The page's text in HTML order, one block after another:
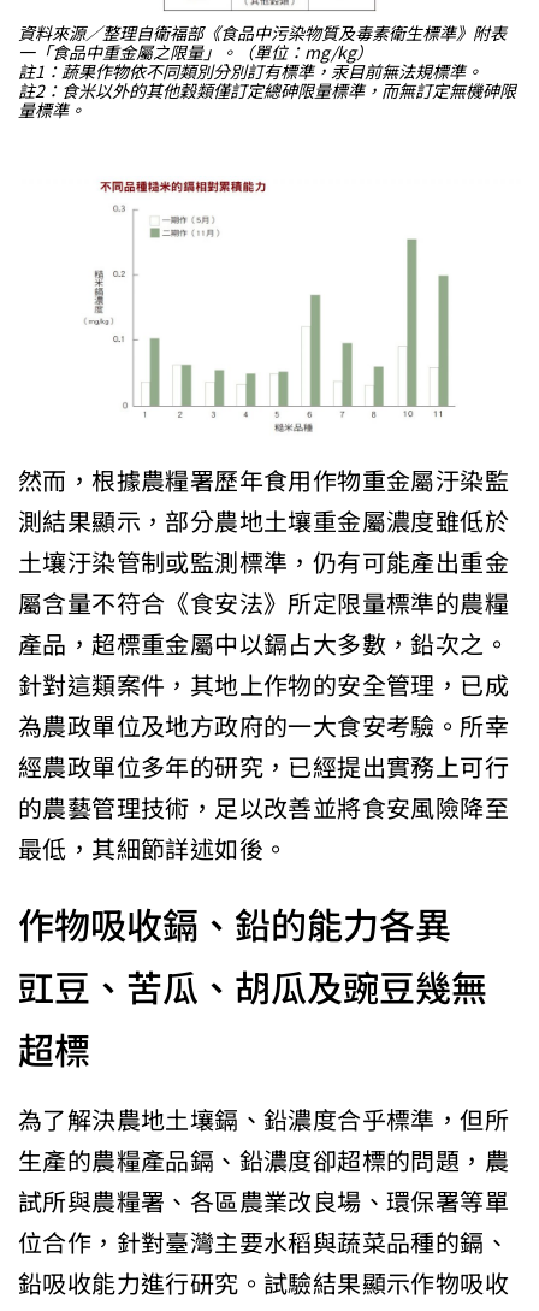
資料來源／整理自衛福部《食品中污染物質及毒素衛生標準》附表
一「食品中重金屬之限量」。（單位：mg/kg）
註1：蔬果作物依不同類別分別訂有標準，汞目前無法規標準。
註2：食米以外的其他穀類僅訂定總砷限量標準，而無訂定無機砷限
量標準。
然而，根據農糧署歷年食用作物重金屬汙染監
測結果顯示，部分農地土壤重金屬濃度雖低於
土壤汙染管制或監測標準，仍有可能產出重金
屬含量不符合《食安法》所定限量標準的農糧
產品，超標重金屬中以鎘占大多數，鉛次之。
針對這類案件，其地上作物的安全管理，已成
為農政單位及地方政府的一大食安考驗。所幸
經農政單位多年的研究，已經提出實務上可行
的農藝管理技術，足以改善並將食安風險降至
最低，其細節詳述如後。
作物吸收鎘、鉛的能力各異
豇豆、苦瓜、胡瓜及豌豆幾無
超標
為了解決農地土壤鎘、鉛濃度合乎標準，但所
生產的農糧產品鎘、鉛濃度卻超標的問題，農
試所與農糧署、各區農業改良場、環保署等單
位合作，針對臺灣主要水稻與蔬菜品種的鎘、
鉛吸收能力進行研究。試驗結果顯示作物吸收